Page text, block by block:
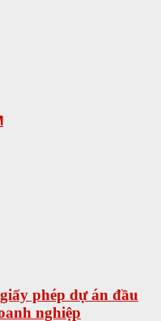
phép dự án đầu
nghiệp